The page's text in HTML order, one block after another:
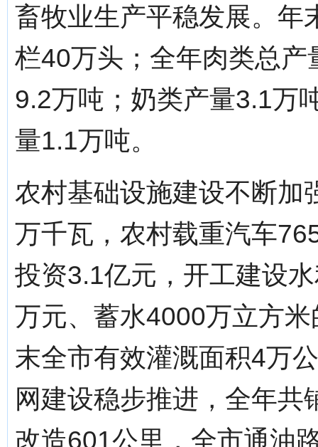
畜牧业生产平稳发展。年
栏40万头；全年肉类总
9.2万吨；奶类产量3.1万
量1.1万吨。
农村基础设施建设不断加
万千瓦，农村载重汽车
投资3.1亿元，开工建设
万元、蓄水4000万立方
末全市有效灌溉面积4万
网建设稳步推进，全年
改造601公里，全市通油